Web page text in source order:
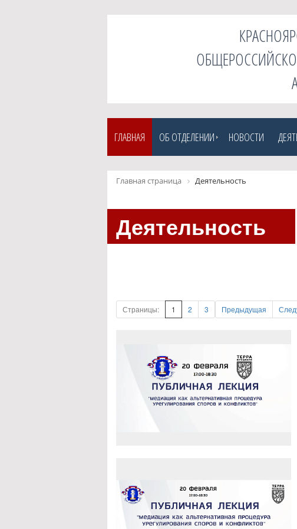
ГЛАВНАЯ ОБ ОТДЕЛЕНИИ НОВОСТИ
Главная страница Деятельность
Деятельность
Страницы: 1 2 3 Предыдущая